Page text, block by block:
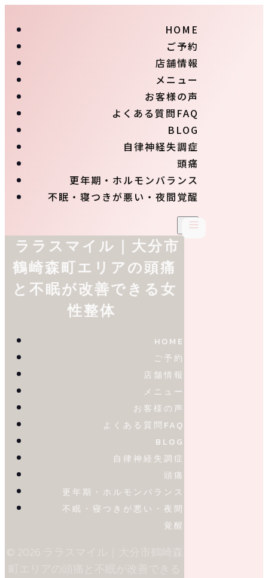
HOME
ご予約
店舗情報
メニュー
お客様の声
よくある質問FAQ
BLOG
自律神経失調症
頭痛
更年期・ホルモンバランス
不眠・寝つきが悪い・夜間覚醒
ララスマイル｜大分市
鶴崎森町エリアの頭痛
と不眠が改善できる女
性整体
HOME
ご予約
店舗情報
メニュー
お客様の声
よくある質問FAQ
BLOG
自律神経失調症
頭痛
更年期・ホルモンバランス
不眠・寝つきが悪い・夜間
覚醒